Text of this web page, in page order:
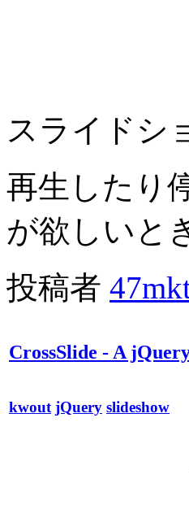
スライドシ
再生したり
が欲しいと
投稿者
CrossSlide - A
kwout jQuery slideshow